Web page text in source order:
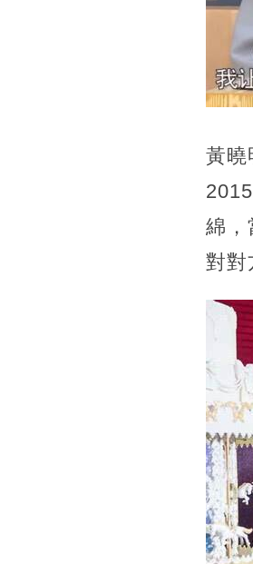
黃曉
綿，
對對